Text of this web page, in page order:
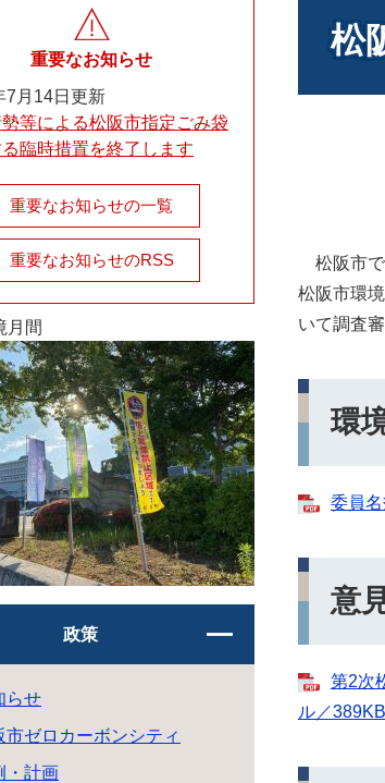
松
松阪市で
松阪市環
いて調査
環
委員
意
第2次
ル／
重要なお知らせ
7月14日更新
等による松阪市指定ごみ袋
臨時措置を終了します
重要なお知らせの一覧
重要なお知らせのRSS
月間
政策
らせ
市ゼロカーボンシティ
・計画